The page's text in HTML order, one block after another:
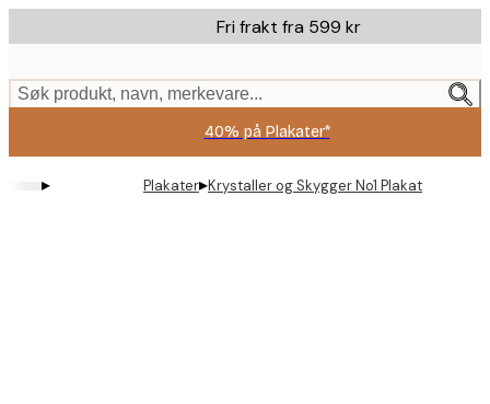
to
content.
Fri frakt fra 599 kr
Søk produkt, navn, merkevare...
40% på Plakater*
▸ Plakater▸Krystaller og Skygger No1 Plakat